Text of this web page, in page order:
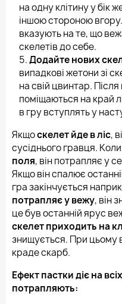
на одну клітину у бік
іншою стороною
вказують на те, що
скелетів до себе.
Додайте нових
випадкові жетони зі
на свій цвинтар. Після
поміщаються на край
в гру вступлять у
Якщоскелет йде в ліс,
сусіднього гравця. Коли
поля, він потрапляє у
Якщо він спалює
гра закінчується
потрапляє у вежу, він
це був останній ярус
скелет приходить на
знищується. При цьому
краде скарб.
Ефект пастки діє на
потрапляють: